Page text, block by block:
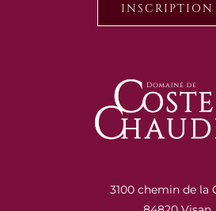
INSCRIPTION
3100 chemin de la